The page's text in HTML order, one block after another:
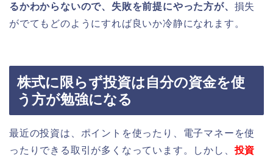
るかわからないので、失敗を前提にやった方が、 損失
がでてもどのようにすれば良いか冷静になれます。
株式に限らず投資は自分の資金を使
う方が勉強になる
最近の投資は、ポイントを使ったり、電子マネーを使
ったりできる取引が多くなっています。しかし、投資